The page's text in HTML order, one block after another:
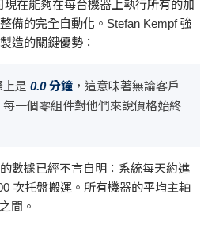
在能夠在每台機器上執行所有的加
備的完全自動化。Stefan Kempf 強
造的關鍵優勢：
上是 0.0 分鐘 ，這意味著無論客戶
一個零組件對他們來說價格始終
數據已經不言自明：系統每天約進
次托盤搬運。所有機器的平均主軸
之間。